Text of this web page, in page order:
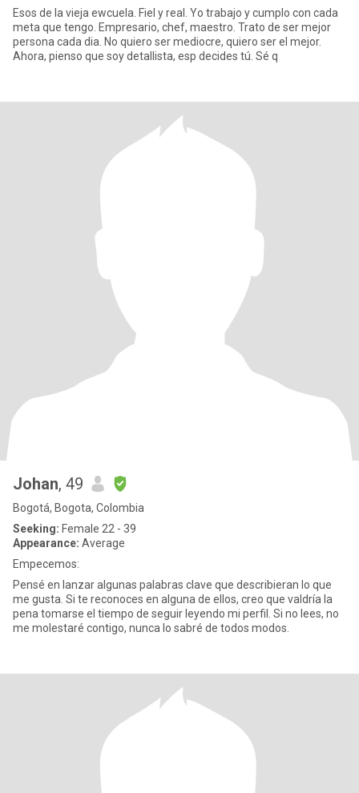
Esos de la vieja ewcuela. Fiel y real. Yo trabajo y cumplo con cada
meta que tengo. Empresario, chef, maestro. Trato de ser mejor
persona cada dia. No quiero ser mediocre, quiero ser el mejor.
Ahora, pienso que soy detallista, esp decides tú. Sé q
Johan, 49
Bogotá, Bogota, Colombia
Seeking: Female 22 - 39
Appearance: Average
Empecemos:
Pensé en lanzar algunas palabras clave que describieran lo que
me gusta. Si te reconoces en alguna de ellos, creo que valdría la
pena tomarse el tiempo de seguir leyendo mi perfil. Si no lees, no
me molestaré contigo, nunca lo sabré de todos modos.